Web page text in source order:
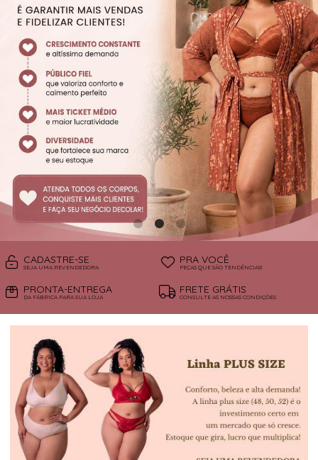
SUTIÃS
CADASTRE-SE
SEJA UMA REVENDEDORA
PRA VOCÊ
PEÇAS QUE SÃO TENDÊNCIAS!
PRONTA-ENTREGA
DA FÁBRICA PARA SUA LOJA
FRETE GRÁTIS
CONSULTE AS NOSSAS CONDIÇÕES